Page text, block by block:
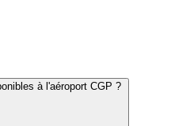
à l'aéroport CGP ?